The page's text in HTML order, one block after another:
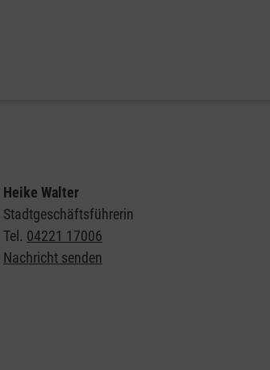
Heike Walter
Stadtgeschäftsführerin
Tel. 04221 17006
Nachricht senden